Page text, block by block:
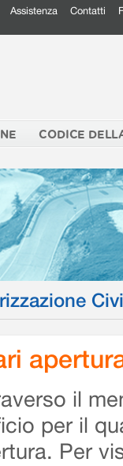
Assistenza Contatti
CODICE
il
per il
Per